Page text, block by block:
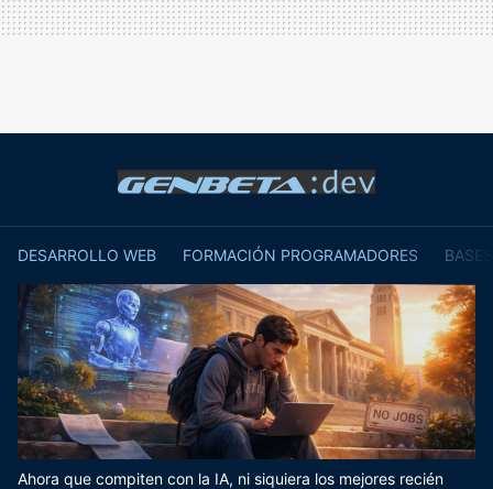
DESARROLLO WEB FORMACIÓN PROGRAMADORES
Ahora que compiten con la IA, ni siquiera los mejores recién